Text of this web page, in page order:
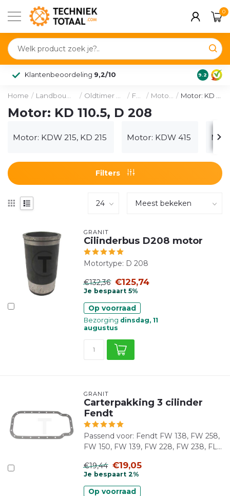
0
Klantenbeoordeling 9,2/10 9.2
Home / / / / /
Motor: KD 110.5, D 208
Motor: KDW 215, KD 215 Motor: KDW 415
Filters
GRANIT
Cilinderbus D208 motor
Motortype: D 208
€132,36 €125,74
Je bespaart 5%
Op voorraad
Bezorging dinsdag, 11
augustus
GRANIT
Carterpakking 3 cilinder
Fendt
Passend voor: Fendt FW 138, FW 258,
FW 150, FW 139, FW 228, FW 238, FL...
€19,44 €19,05
Je bespaart 2%
Op voorraad